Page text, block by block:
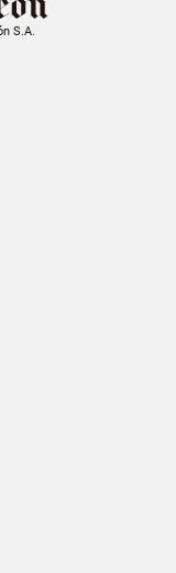
S.A.